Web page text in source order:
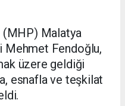
Malatya
Mehmet Fendoğlu,
üzere geldiği
esnafla ve teşkilat